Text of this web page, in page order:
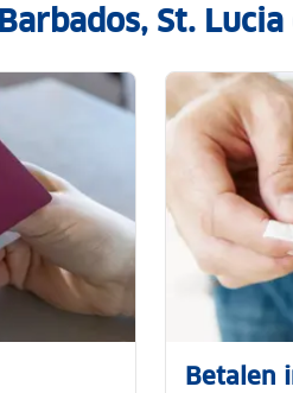
St. Lucia
Betalen